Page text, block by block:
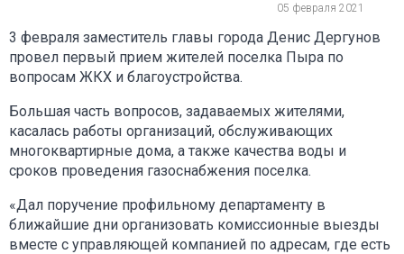
05 февраля 2021
3 февраля заместитель главы города Денис Дергунов
провел первый прием жителей поселка Пыра по
вопросам ЖКХ и благоустройства.
Большая часть вопросов, задаваемых жителями,
касалась работы организаций, обслуживающих
многоквартирные дома, а также качества воды и
сроков проведения газоснабжения поселка.
«Дал поручение профильному департаменту в
ближайшие дни организовать комиссионные выезды
вместе с управляющей компанией по адресам, где есть